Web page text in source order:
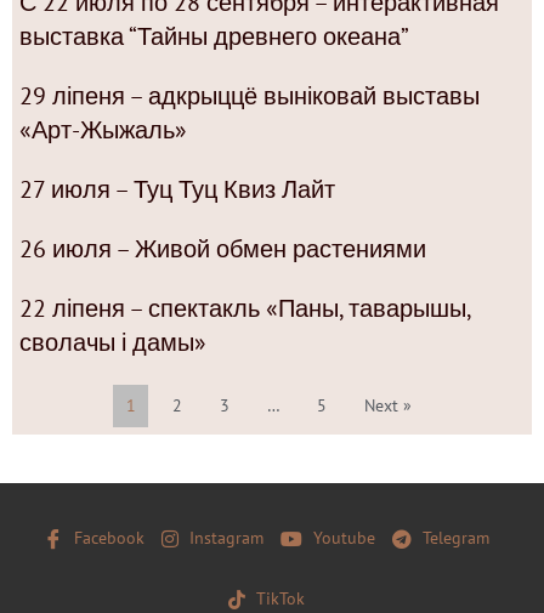
выставка “Тайны древнего океана”
29 ліпеня – адкрыццё выніковай выставы
«Арт-Жыжаль»
27 июля – Туц Туц Квиз Лайт
26 июля – Живой обмен растениями
22 ліпеня – спектакль «Паны, таварышы,
сволачы і дамы»
1 2 3 … 5 Next »
Facebook Instagram Youtube Telegram
TikTok